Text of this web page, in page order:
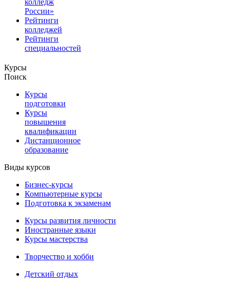
России»
Рейтинги
колледжей
Рейтинги
специальностей
Курсы
Поиск
Курсы
подготовки
Курсы
повышения
квалификации
Дистанционное
образование
Виды курсов
Бизнес-курсы
Компьютерные курсы
Подготовка к экзаменам
Курсы развития личности
Иностранные языки
Курсы мастерства
Творчество и хобби
Детский отдых